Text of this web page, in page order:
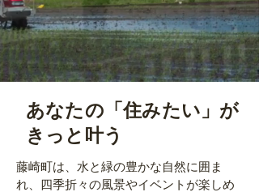
​あなたの「住みたい」が
きっと叶う
藤崎町は、水と緑の豊かな自然に囲ま
れ、四季折々の風景やイベントが楽しめ